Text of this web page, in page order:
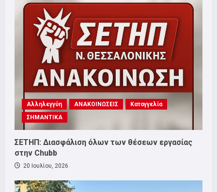
Αλληλεγγύη ΑΝΑΚΟΙΝΩΣΕΙΣ
Καταγγελία
ΣΗΜΑΝΤΙΚΑ
ΣΕΤΗΠ: Διασφάλιση όλων των θέσεων εργασίας
στην Chubb
20 Ιουλίου, 2026